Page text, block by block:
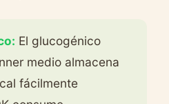
El glucogénico
medio almacena
fácilmente